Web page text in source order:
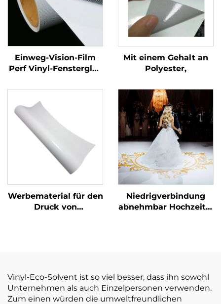
Einweg-Vision-Film
Perf Vinyl-Fensterglas
Perforierter Vinylroll
Mit einem Gehalt an
Polyester,
Werbematerial für den
Druck von
Niedrigverbindung
abnehmbar Hochzeits-
zu reißen
Vinyl-Eco-Solvent ist so viel besser, dass ihn sowohl
Unternehmen als auch Einzelpersonen verwenden.
Zum einen würden die umweltfreundlichen